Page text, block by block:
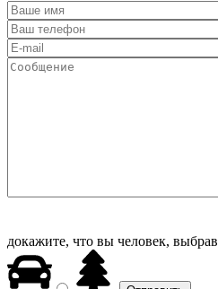
докажите, что вы человек, выбрав